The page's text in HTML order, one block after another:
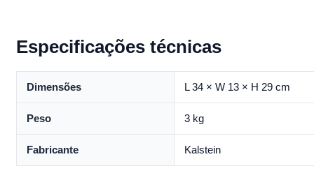
Especificações técnicas
Dimensões L 34 × W 13 × H 29 cm
Peso 3 kg
Fabricante Kalstein